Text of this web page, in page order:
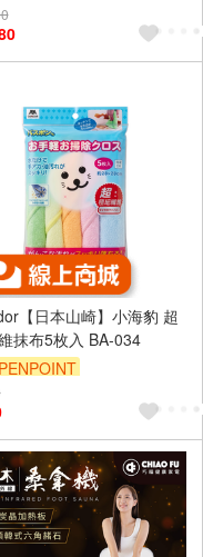
【日本山崎】小海豹 超
抹布5枚入 BA-034